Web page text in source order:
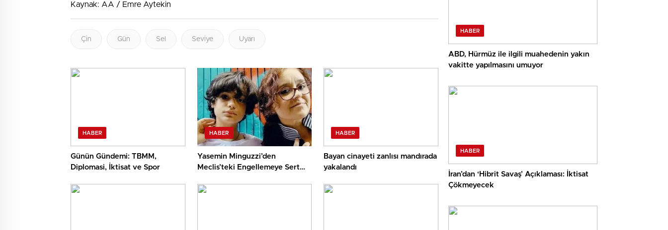
Kaynak: AA / Emre Aytekin
Çin Gün Sel Seviye Uyarı
HABER
Günün Gündemi: TBMM,
Diplomasi, İktisat ve Spor
HABER
Yasemin Minguzzi’den
Meclis’teki Engellemeye Sert
HABER
Bayan cinayeti zanlısı mandırada
yakalandı
HABER
ABD, Hürmüz ile ilgili muahedenin yakın
vakitte yapılmasını umuyor
HABER
İran’dan ‘Hibrit Savaş’ Açıklaması: İktisat
Çökmeyecek